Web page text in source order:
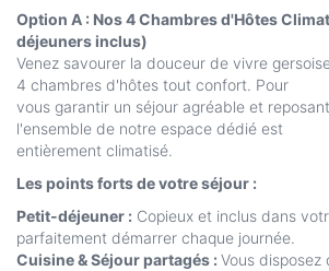
Option A : Nos 4 Chambres d'Hôtes
déjeuners inclus)
Venez savourer la douceur de vivre
4 chambres d'hôtes tout confort. Pour
vous garantir un séjour agréable et
l'ensemble de notre espace dédié est
entièrement climatisé.
Les points forts de votre séjour :
Petit-déjeuner : Copieux et inclus dans
parfaitement démarrer chaque journée.
Cuisine & Séjour partagés :Vous